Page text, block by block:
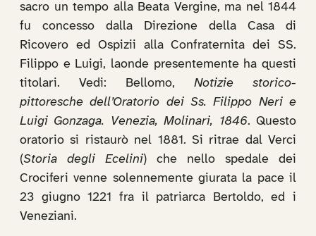
sacro un tempo alla Beata Vergine, ma nel 1844
fu concesso dalla Direzione della Casa di
Ricovero ed Ospizii alla Confraternita dei SS.
Filippo e Luigi, laonde presentemente ha questi
titolari. Vedi: Bellomo, Notizie storico-
pittoresche dell’Oratorio dei Ss. Filippo Neri e
Luigi Gonzaga. Venezia, Molinari, 1846. Questo
oratorio si ristaurò nel 1881. Si ritrae dal Verci
(Storia degli Ecelini) che nello spedale dei
Crociferi venne solennemente giurata la pace il
23 giugno 1221 fra il patriarca Bertoldo, ed i
Veneziani.